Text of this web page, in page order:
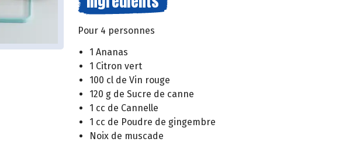
Pour 4 personnes
1 Ananas
1 Citron vert
100 cl de Vin rouge
120 g de Sucre de canne
1 cc de Cannelle
1 cc de Poudre de gingembre
Noix de muscade